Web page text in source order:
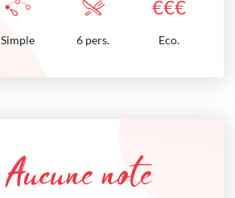
€€€
Simple 6 pers. Eco.
Aucune note